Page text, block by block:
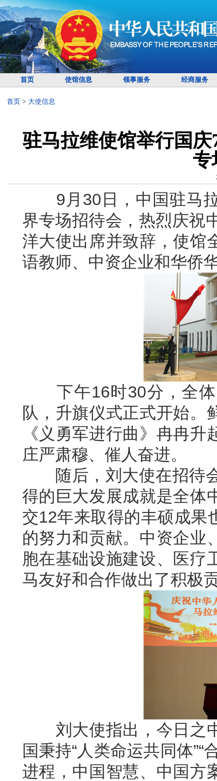
首页 使馆信息 领事服务 经商服务
首页 > 大使信息
驻马拉维使馆举行国
专
9月30日，中国驻马拉
界专场招待会，热烈庆祝
洋大使出席并致辞，使馆
语教师、中资企业和华侨
下午16时30分，全体
队，升旗仪式正式开始。
《义勇军进行曲》冉冉
庄严肃穆、催人奋进。
随后，刘大使在招待会
得的巨大发展成就是全体
交12年来取得的丰硕成果
的努力和贡献。中资企业
胞在基础设施建设、医疗
马友好和合作做出了积极
刘大使指出，今日之中
国秉持“人类命运共同体
进程，中国智慧、中国方